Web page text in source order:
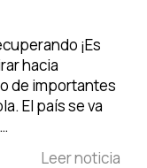
¡Es
hacia
de importantes
El país se va
Leer noticia